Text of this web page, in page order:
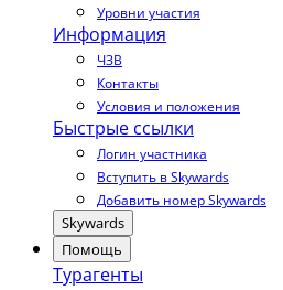
Уровни участия
Информация
ЧЗВ
Контакты
Условия и положения
Быстрые ссылки
Логин участника
Вступить в Skywards
Добавить номер Skywards
Skywards
Помощь
Турагенты